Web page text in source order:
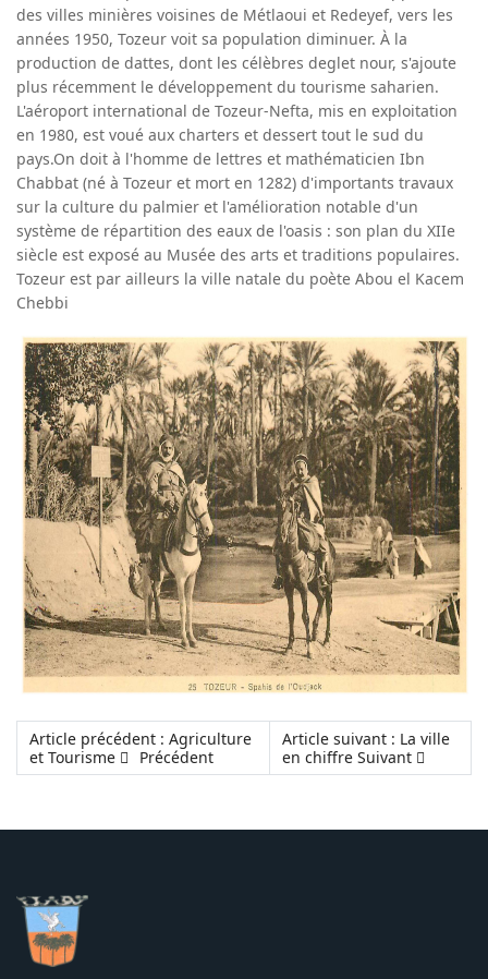
des villes minières voisines de Métlaoui et Redeyef, vers les
années 1950, Tozeur voit sa population diminuer. À la
production de dattes, dont les célèbres deglet nour, s'ajoute
plus récemment le développement du tourisme saharien.
L'aéroport international de Tozeur-Nefta, mis en exploitation
en 1980, est voué aux charters et dessert tout le sud du
pays.On doit à l'homme de lettres et mathématicien Ibn
Chabbat (né à Tozeur et mort en 1282) d'importants travaux
sur la culture du palmier et l'amélioration notable d'un
système de répartition des eaux de l'oasis : son plan du XIIe
siècle est exposé au Musée des arts et traditions populaires.
Tozeur est par ailleurs la ville natale du poète Abou el Kacem
Chebbi
Article précédent : Agriculture
et Tourisme
Précédent
Article suivant : La ville
en chiffre Suivant